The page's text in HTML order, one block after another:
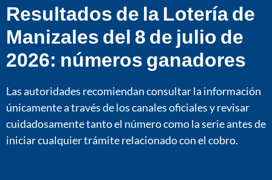
Resultados de la Lotería de
Manizales del 8 de julio de
2026: números ganadores
Las autoridades recomiendan consultar la información
únicamente a través de los canales oficiales y revisar
cuidadosamente tanto el número como la serie antes de
iniciar cualquier trámite relacionado con el cobro.